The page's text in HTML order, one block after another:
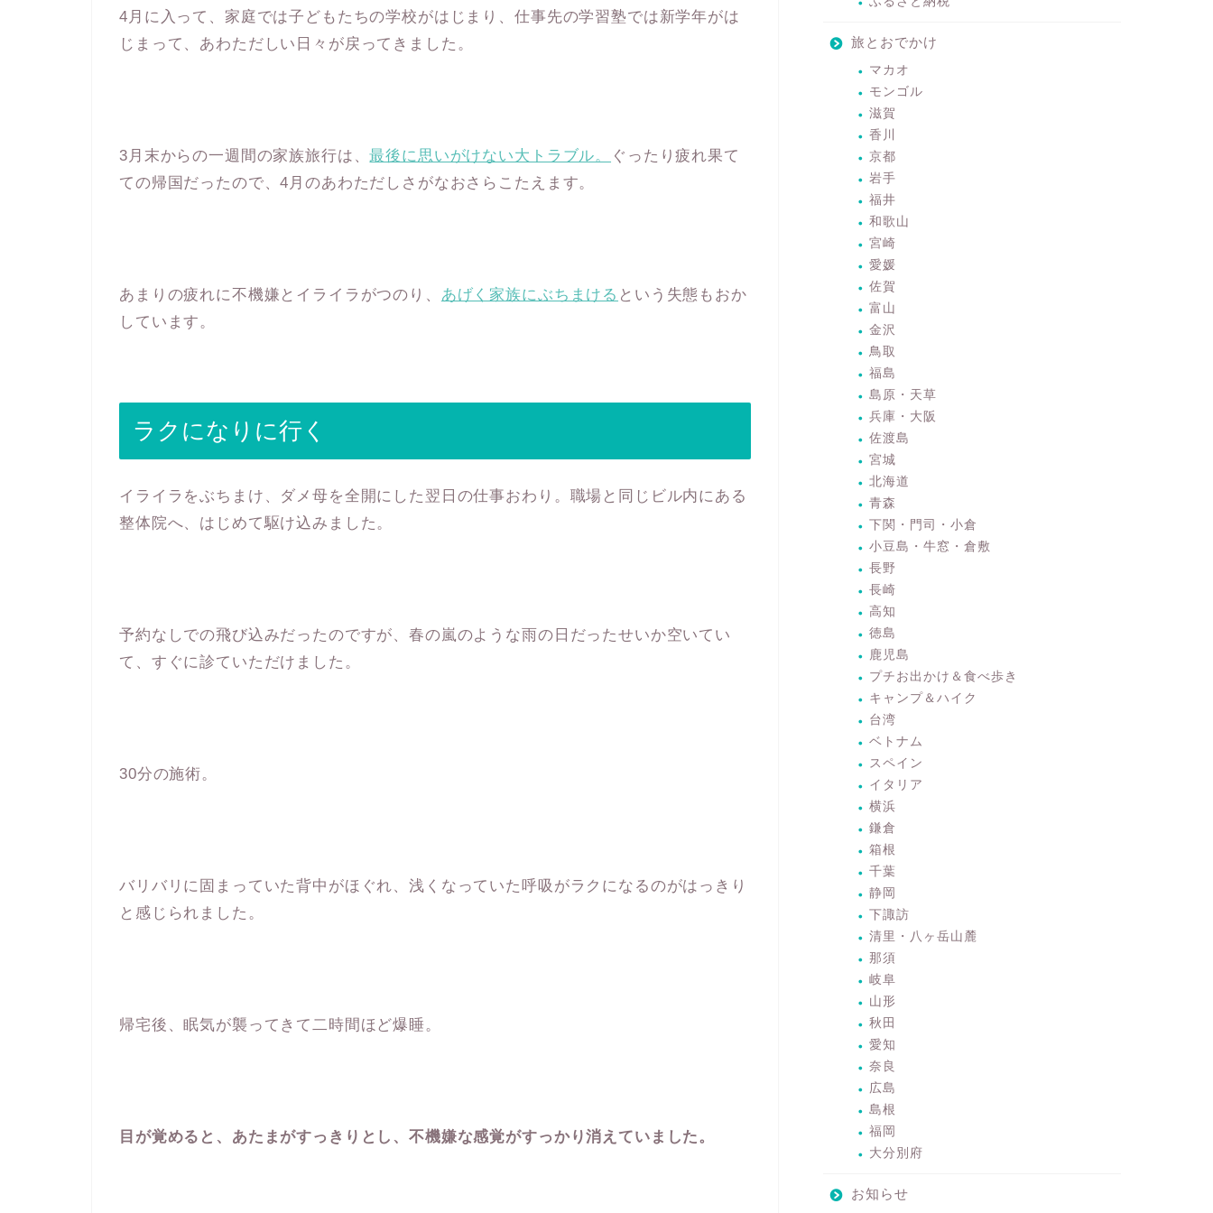
4月に入って、家庭では子どもたちの学校がはじまり、仕事先の学習塾では新学年がは
じまって、あわただしい日々が戻ってきました。
3月末からの一週間の家族旅行は、最後に思いがけない大トラブル。
ぐったり疲れ果て
ての帰国だったので、4月のあわただしさがなおさらこたえます。
あまりの疲れに不機嫌とイライラがつのり、 あげく家族にぶちまける という失態もおか
しています。
ラクになりに行く
イライラをぶちまけ、ダメ母を全開にした翌日の仕事おわり。職場と同じビル内にある
整体院へ、はじめて駆け込みました。
予約なしでの飛び込みだったのですが、春の嵐のような雨の日だったせいか空いてい
て、すぐに診ていただけました。
30分の施術。
バリバリに固まっていた背中がほぐれ、浅くなっていた呼吸がラクになるのがはっきり
と感じられました。
帰宅後、眠気が襲ってきて二時間ほど爆睡。
目が覚めると、あたまがすっきりとし、不機嫌な感覚がすっかり消えていました。
旅とおでかけ
マカオ
モンゴル
滋賀
香川
京都
岩手
福井
和歌山
宮崎
愛媛
佐賀
富山
金沢
鳥取
福島
島原・天草
兵庫・大阪
佐渡島
宮城
北海道
青森
下関・門司・小倉
小豆島・牛窓・倉敷
長野
長崎
高知
徳島
鹿児島
プチお出かけ＆食べ歩き
キャンプ＆ハイク
台湾
ベトナム
スペイン
イタリア
横浜
鎌倉
箱根
千葉
静岡
下諏訪
清里・八ヶ岳山麓
那須
岐阜
山形
秋田
愛知
奈良
広島
島根
福岡
大分別府
お知らせ